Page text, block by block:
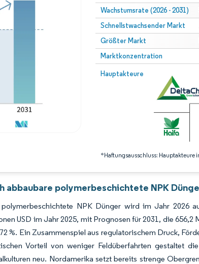
Wachstumsrate (2026 - 2031)
Schnellstwachsender Markt
Größter Markt
Marktkonzentration
Hauptakteure
*Haftungsausschluss: Hauptakteure
Bild © Mordor Intelligence.
Intelligence. Wiederverwendung erfordert Namensnennung gemäß CC
abbaubare polymerbeschichtete NPK
NPK Dünger wird im Jahr 2026
USD im Jahr 2025, mit Prognosen für 2031, die 656,2
%. Ein Zusammenspiel aus regulatorischem Druck,
Vorteil von weniger Feldüberfahrten gestaltet
neu. Nordamerika setzt bereits strenge